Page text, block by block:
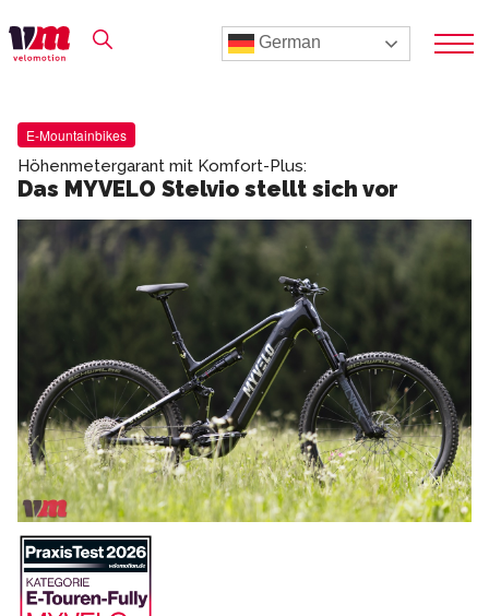
German
E-Mountainbikes
Höhenmetergarant mit Komfort-Plus:
Das MYVELO Stelvio stellt sich vor